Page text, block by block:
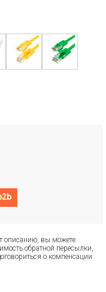
описанию, вы можете
обратной пересылки,
о компенсации.